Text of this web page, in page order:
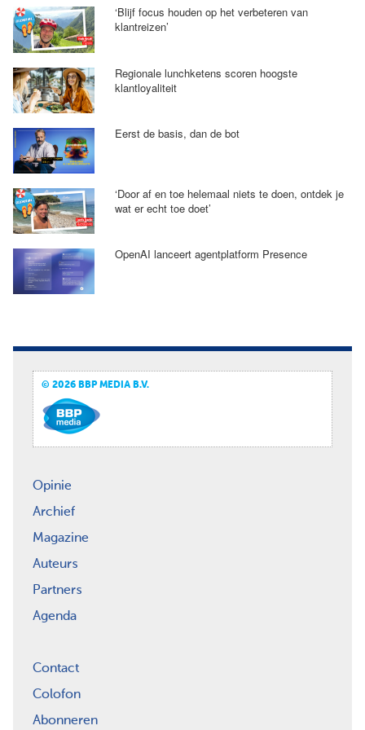
‘Blijf focus houden op het verbeteren van
klantreizen’
Regionale lunchketens scoren hoogste
klantloyaliteit
Eerst de basis, dan de bot
‘Door af en toe helemaal niets te doen, ontdek je
wat er echt toe doet’
OpenAI lanceert agentplatform Presence
© 2026 BBP MEDIA B.V.
Opinie
Archief
Magazine
Auteurs
Partners
Agenda
Contact
Colofon
Abonneren